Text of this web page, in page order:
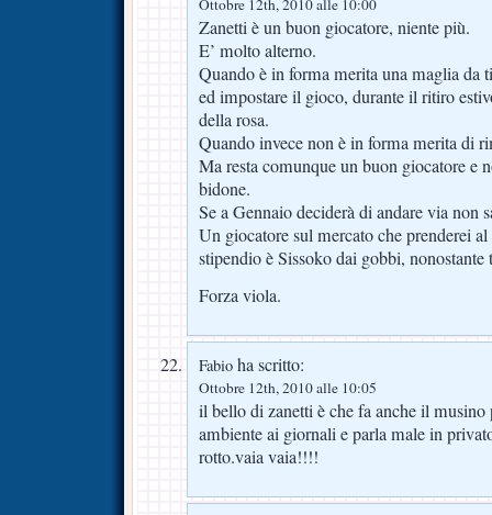
Ottobre 12th, 2010 alle 10:00
Zanetti è un buon giocatore, niente più.
E’ molto alterno.
Quando è in forma merita una maglia da
ed impostare il gioco, durante il ritiro
della rosa.
Quando invece non è in forma merita di
Ma resta comunque un buon giocatore e
bidone.
Se a Gennaio deciderà di andare via non
Un giocatore sul mercato che prenderei
stipendio è Sissoko dai gobbi, nonostante
Forza viola.
Fabio ha scritto:
Ottobre 12th, 2010 alle 10:05
il bello di zanetti è che fa anche il musino
ambiente ai giornali e parla male in
rotto.vaia vaia!!!!